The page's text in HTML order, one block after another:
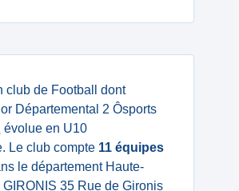
club de Football dont
Départemental 2 Ôsports
évolue en U10
Le club compte 11 équipes
le département Haute-
35 Rue de Gironis